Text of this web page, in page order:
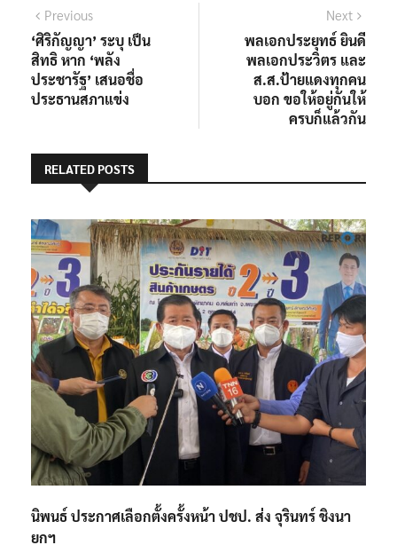
แนะแนว
เรื่อง
PreviousPrevious
post:
‘ศิริกัญญา’ ระบุ เป็น
สิทธิ หาก ‘พลัง
ประชารัฐ’ เสนอชื่อ
ประธานสภาแข่ง
Next
พลเอกประยุทธ์ ยินดี
พลเอกประวิตร และ
ส.ส.ป้ายแดงทุกคน
บอก ขอให้อยู่กันให้
ครบก็แล้วกัน
RELATED POSTS
นิพนธ์ ประกาศเลือกตั้งครั้งหน้า ปชป. ส่ง จุรินทร์ ชิงนา
ยกฯ